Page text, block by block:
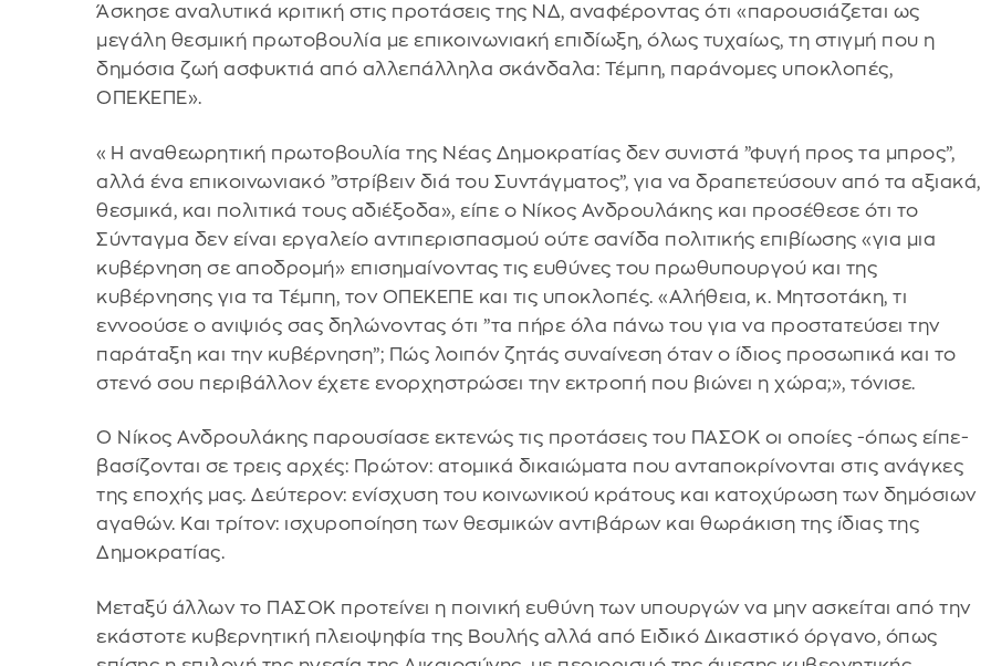
Άσκησε αναλυτικά κριτική στις προτάσεις της ΝΔ, αναφέροντας ότι «παρουσιάζεται ως
μεγάλη θεσμική πρωτοβουλία με επικοινωνιακή επιδίωξη, όλως τυχαίως, τη στιγμή που η
δημόσια ζωή ασφυκτιά από αλλεπάλληλα σκάνδαλα: Τέμπη, παράνομες υποκλοπές,
ΟΠΕΚΕΠΕ».
«Η αναθεωρητική πρωτοβουλία της Νέας Δημοκρατίας δεν συνιστά ”φυγή προς τα μπρος”,
αλλά ένα επικοινωνιακό ”στρίβειν διά του Συντάγματος”, για να δραπετεύσουν από τα αξιακά,
θεσμικά, και πολιτικά τους αδιέξοδα», είπε ο Νίκος Ανδρουλάκης και προσέθεσε ότι το
Σύνταγμα δεν είναι εργαλείο αντιπερισπασμού ούτε σανίδα πολιτικής επιβίωσης «για μια
κυβέρνηση σε αποδρομή» επισημαίνοντας τις ευθύνες του πρωθυπουργού και της
κυβέρνησης για τα Τέμπη, τον ΟΠΕΚΕΠΕ και τις υποκλοπές. «Αλήθεια, κ. Μητσοτάκη, τι
εννοούσε ο ανιψιός σας δηλώνοντας ότι ”τα πήρε όλα πάνω του για να προστατεύσει την
παράταξη και την κυβέρνηση”; Πώς λοιπόν ζητάς συναίνεση όταν ο ίδιος προσωπικά και το
στενό σου περιβάλλον έχετε ενορχηστρώσει την εκτροπή που βιώνει η χώρα;», τόνισε.
Ο Νίκος Ανδρουλάκης παρουσίασε εκτενώς τις προτάσεις του ΠΑΣΟΚ οι οποίες -όπως είπε-
βασίζονται σε τρεις αρχές: Πρώτον: ατομικά δικαιώματα που ανταποκρίνονται στις ανάγκες
της εποχής μας. Δεύτερον: ενίσχυση του κοινωνικού κράτους και κατοχύρωση των δημόσιων
αγαθών. Και τρίτον: ισχυροποίηση των θεσμικών αντιβάρων και θωράκιση της ίδιας της
Δημοκρατίας.
Μεταξύ άλλων το ΠΑΣΟΚ προτείνει η ποινική ευθύνη των υπουργών να μην ασκείται από την
εκάστοτε κυβερνητική πλειοψηφία της Βουλής αλλά από Ειδικό Δικαστικό όργανο, όπως